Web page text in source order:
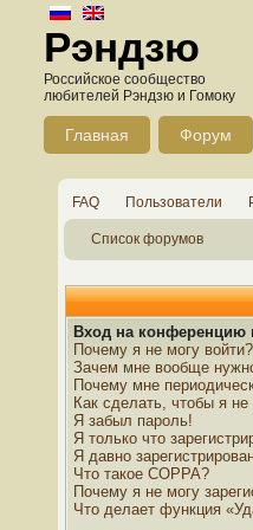
Рэндзю
Российское сообщество
любителей Рэндзю и Гомоку
Главная Форум
FAQ Пользователи
Список форумов
Вход на конференцию
Почему я не могу войти?
Зачем мне вообще
Почему мне
Как сделать, чтобы я
Я забыл пароль!
Я только что
Я давно
Что такое COPPA?
Почему я не могу
Что делает функция